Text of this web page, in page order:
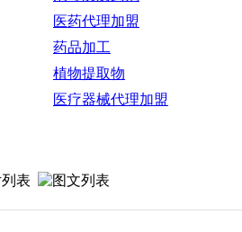
医药代理加盟
药品加工
植物提取物
医疗器械代理加盟